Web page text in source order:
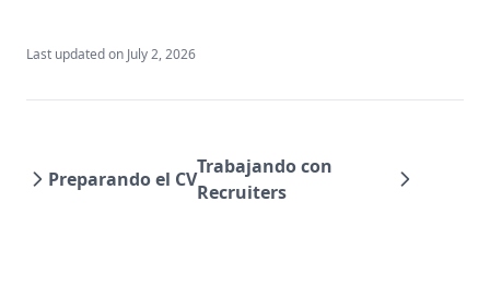
Last updated on July 2, 2026
Preparando el CV
Trabajando con
Recruiters